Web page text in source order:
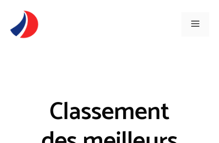
contenu
Menu
Classement